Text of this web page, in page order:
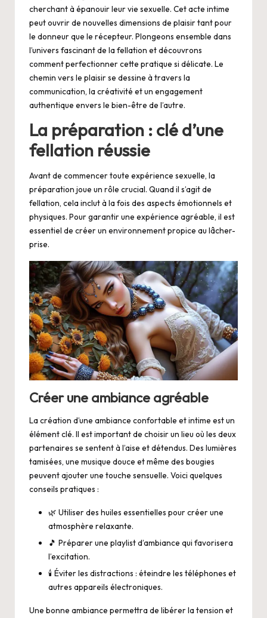
cherchant à épanouir leur vie sexuelle. Cet acte intime
peut ouvrir de nouvelles dimensions de plaisir tant pour
le donneur que le récepteur. Plongeons ensemble dans
l’univers fascinant de la fellation et découvrons
comment perfectionner cette pratique si délicate. Le
chemin vers le plaisir se dessine à travers la
communication, la créativité et un engagement
authentique envers le bien-être de l’autre.
La préparation : clé d’une
fellation réussie
Avant de commencer toute expérience sexuelle, la
préparation joue un rôle crucial. Quand il s’agit de
fellation, cela inclut à la fois des aspects émotionnels et
physiques. Pour garantir une expérience agréable, il est
essentiel de créer un environnement propice au lâcher-
prise.
Créer une ambiance agréable
La création d’une ambiance confortable et intime est un
élément clé. Il est important de choisir un lieu où les deux
partenaires se sentent à l’aise et détendus. Des lumières
tamisées, une musique douce et même des bougies
peuvent ajouter une touche sensuelle. Voici quelques
conseils pratiques :
🌿 Utiliser des huiles essentielles pour créer une
atmosphère relaxante.
🎵 Préparer une playlist d’ambiance qui favorisera
l’excitation.
🕯️ Éviter les distractions : éteindre les téléphones et
autres appareils électroniques.
Une bonne ambiance permettra de libérer la tension et